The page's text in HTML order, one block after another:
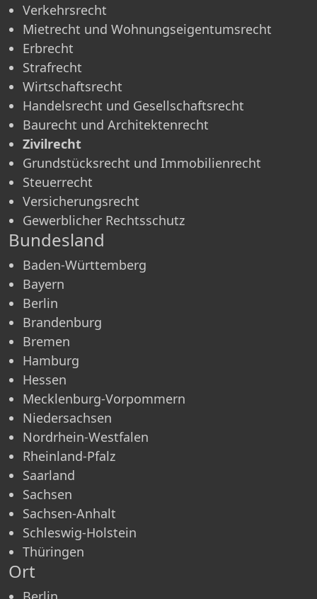
Verkehrsrecht
Mietrecht und Wohnungseigentumsrecht
Erbrecht
Strafrecht
Wirtschaftsrecht
Handelsrecht und Gesellschaftsrecht
Baurecht und Architektenrecht
Zivilrecht
Grundstücksrecht und Immobilienrecht
Steuerrecht
Versicherungsrecht
Gewerblicher Rechtsschutz
Bundesland
Baden-Württemberg
Bayern
Berlin
Brandenburg
Bremen
Hamburg
Hessen
Mecklenburg-Vorpommern
Niedersachsen
Nordrhein-Westfalen
Rheinland-Pfalz
Saarland
Sachsen
Sachsen-Anhalt
Schleswig-Holstein
Thüringen
Ort